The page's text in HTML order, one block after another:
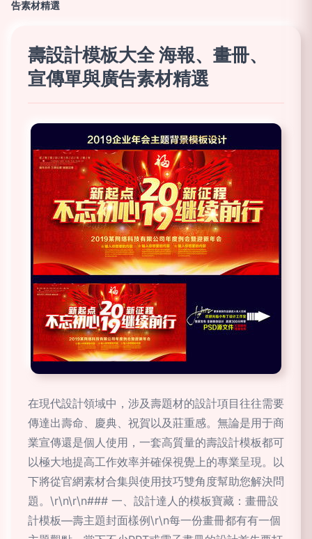
告素材精選
壽設計模板大全 海報、畫冊、
宣傳單與廣告素材精選
在現代設計領域中，涉及壽題材的設計項目往往需要
傳達出壽命、慶典、祝賀以及莊重感。無論是用于商
業宣傳還是個人使用，一套高質量的壽設計模板都可
以極大地提高工作效率并確保視覺上的專業呈現。以
下將從官網素材合集與使用技巧雙角度幫助您解決問
題。\r\n\r\n### 一、設計達人的模板寶藏：畫冊設
計模板—壽主題封面樣例\r\n每一份畫冊都有有一個